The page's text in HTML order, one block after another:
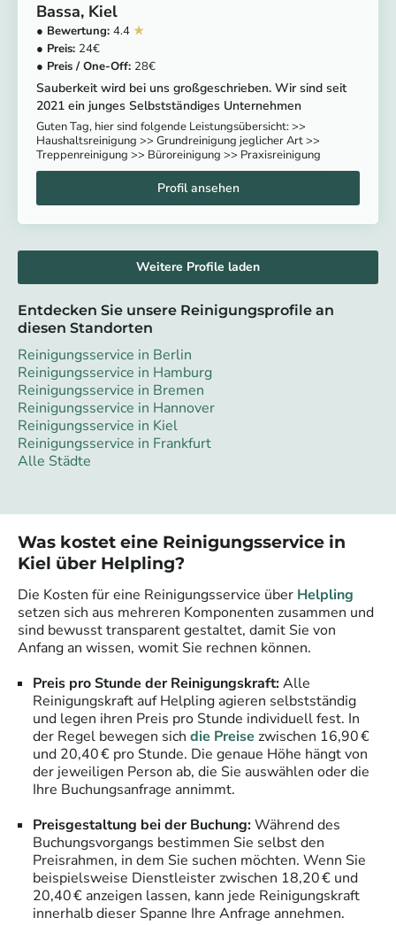
Bassa Kiel
4.4
24
28
Sauberkeit wird bei uns großgeschrieben. Wir sind seit
2021 ein junges Selbstständiges Unternehmen
Guten Tag, hier sind folgende Leistungsübersicht: >>
Haushaltsreinigung >> Grundreinigung jeglicher Art >>
Treppenreinigung >> Büroreinigung >> Praxisreinigung
Weitere Profile laden
Entdecken Sie unsere Reinigungsprofile an
diesen Standorten
Reinigungsservice in Berlin
Reinigungsservice in Hamburg
Reinigungsservice in Bremen
Reinigungsservice in Hannover
Reinigungsservice in Kiel
Reinigungsservice in Frankfurt
Alle Städte
Was kostet eine Reinigungsservice in
Kiel über Helpling?
Die Kosten für eine Reinigungsservice über Helpling
setzen sich aus mehreren Komponenten zusammen und
sind bewusst transparent gestaltet, damit Sie von
Anfang an wissen, womit Sie rechnen können.
Preis pro Stunde der Reinigungskraft:Alle
Reinigungskraft auf Helpling agieren selbstständig
und legen ihren Preis pro Stunde individuell fest. In
der Regel bewegen sich die Preise zwischen 16,90 €
und 20,40 € pro Stunde. Die genaue Höhe hängt von
der jeweiligen Person ab, die Sie auswählen oder die
Ihre Buchungsanfrage annimmt.
Preisgestaltung bei der Buchung:Während des
Buchungsvorgangs bestimmen Sie selbst den
Preisrahmen, in dem Sie suchen möchten. Wenn Sie
beispielsweise Dienstleister zwischen 18,20 € und
20,40 € anzeigen lassen, kann jede Reinigungskraft
innerhalb dieser Spanne Ihre Anfrage annehmen.